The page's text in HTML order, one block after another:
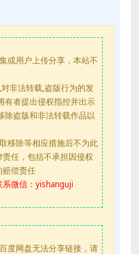
或用户上传分享，本站不
非法转载,盗版行为的发
有者提出侵权指控并出示
除盗版和非法转载作品以
移除等相应措施后不为此
任，包括不承担因侵权
赔偿责任
系微信：yishanguji
度网盘无法分享链接，请